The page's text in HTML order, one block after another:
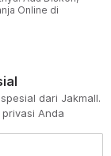
Online di
dari Jakmall.
Anda